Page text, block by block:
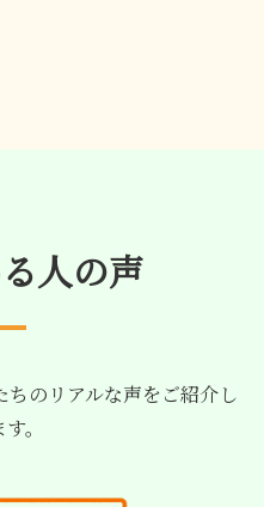
人の声
のリアルな声をご紹介し
。